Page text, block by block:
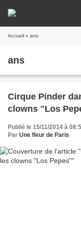
Accueil » ans
ans
Cirque Pinder
clowns "Los
Publié le 15/11/2014 à
Par Une fleur de Paris